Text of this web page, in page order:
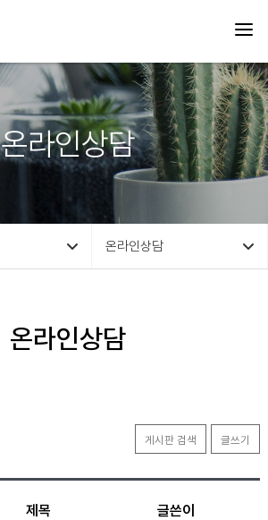
온라인상담
온라인상담
온라인상담
게시판 검색 글쓰기
제목 글쓴이